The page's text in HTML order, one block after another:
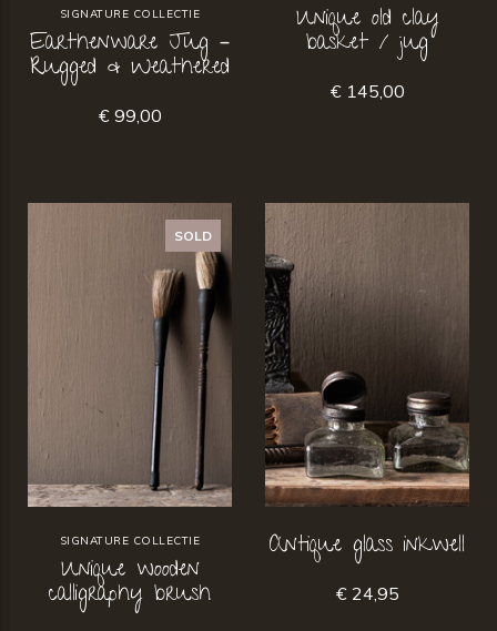
SIGNATURE COLLECTIE
Earthenware Jug –
Rugged & Weathered
€ 99,00
Unique old clay
basket / jug
€ 145,00
SOLD
SIGNATURE COLLECTIE
Unique wooden
calligraphy brush
Antique glass inkwell
€ 24,95